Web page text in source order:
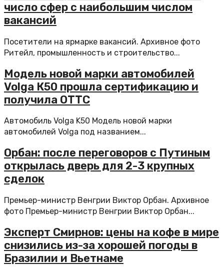
число сфер с наибольшим числом
вакансий
Посетители на ярмарке вакансий. Архивное фото
Ритейл, промышленность и строительство...
Модель новой марки автомобилей
Volga К50 прошла сертификацию и
получила ОТТС
Автомобиль Volga K50 Модель новой марки
автомобилей Volga под названием...
Орбан: после переговоров с Путиным
открылась дверь для 2-3 крупных
сделок
Премьер-министр Венгрии Виктор Орбан. Архивное
фото Премьер-министр Венгрии Виктор Орбан...
Эксперт Смирнов: цены на кофе в мире
снизились из-за хорошей погоды в
Бразилии и Вьетнаме